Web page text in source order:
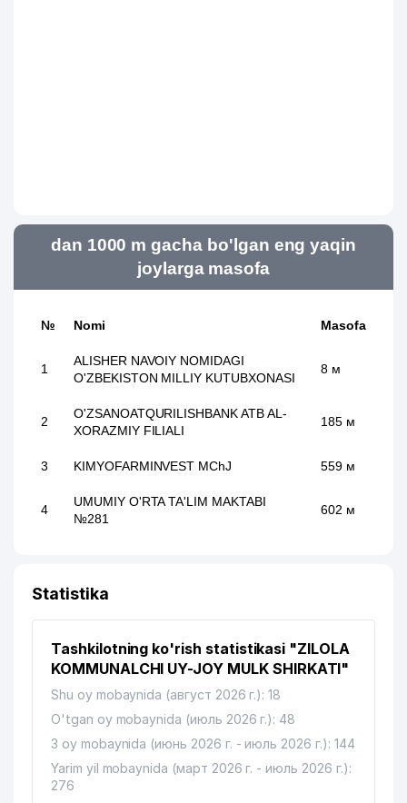
dan 1000 m gacha bo'lgan eng yaqin
joylarga masofa
№ Nomi Masofa
1
ALISHER NAVOIY NOMIDAGI
O'ZBEKISTON MILLIY KUTUBXONASI
8 м
2
O'ZSANOATQURILISHBANK ATB AL-
XORAZMIY FILIALI
185 м
3 KIMYOFARMINVEST MChJ 559 м
4
UMUMIY O'RTA TA'LIM MAKTABI
№281
602 м
Statistika
Tashkilotning ko'rish statistikasi "ZILOLA
KOMMUNALCHI UY-JOY MULK SHIRKATI"
Shu oy mobaynida (август 2026 г.): 18
O'tgan oy mobaynida (июль 2026 г.): 48
3 oy mobaynida (июнь 2026 г. - июль 2026 г.): 144
Yarim yil mobaynida (март 2026 г. - июль 2026 г.):
276